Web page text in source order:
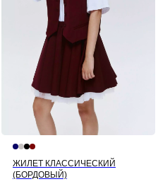
ЖИЛЕТ КЛАССИЧЕСКИЙ
(БОРДОВЫЙ)